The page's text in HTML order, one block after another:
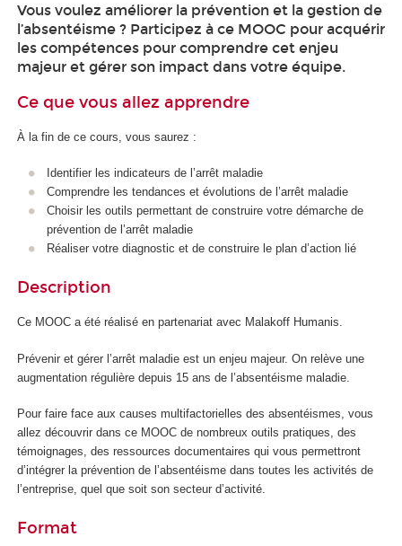
Vous voulez améliorer la prévention et la gestion de
l’absentéisme ? Participez à ce MOOC pour acquérir
les compétences pour comprendre cet enjeu
majeur et gérer son impact dans votre équipe.
Ce que vous allez apprendre
À la fin de ce cours, vous saurez :
Identifier les indicateurs de l’arrêt maladie
Comprendre les tendances et évolutions de l’arrêt maladie
Choisir les outils permettant de construire votre démarche de
prévention de l’arrêt maladie
Réaliser votre diagnostic et de construire le plan d’action lié
Description
Ce MOOC a été réalisé en partenariat avec Malakoff Humanis.
Prévenir et gérer l’arrêt maladie est un enjeu majeur. On relève une
augmentation régulière depuis 15 ans de l’absentéisme maladie.
Pour faire face aux causes multifactorielles des absentéismes, vous
allez découvrir dans ce MOOC de nombreux outils pratiques, des
témoignages, des ressources documentaires qui vous permettront
d’intégrer la prévention de l’absentéisme dans toutes les activités de
l’entreprise, quel que soit son secteur d’activité.
Format